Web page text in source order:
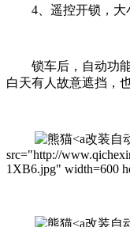
4、遥控开锁，大小
锁车后，自动功能
白天有人故意遮挡，
改装自
src="http://
1XB6.jpg" width=600
改装自